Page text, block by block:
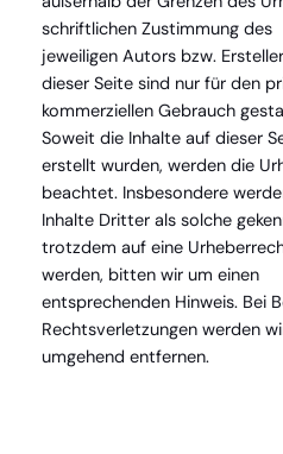
schriftlichen Zustimmung des
jeweiligen Autors bzw.
dieser Seite sind nur für den
kommerziellen Gebrauch
Soweit die Inhalte auf dieser
erstellt wurden, werden die
beachtet. Insbesondere
Inhalte Dritter als solche
trotzdem auf eine
werden, bitten wir um einen
entsprechenden Hinweis. Bei
Rechtsverletzungen werden
umgehend entfernen.